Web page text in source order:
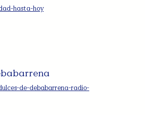
hasta-hoy
de-debabarrena-radio-